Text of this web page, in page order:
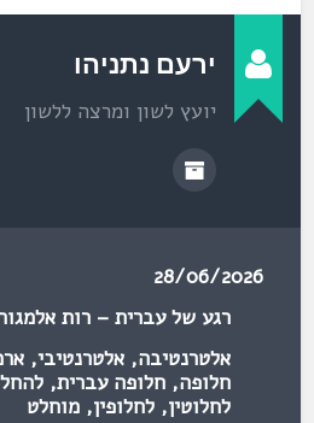
ירעם נתניהו
יועץ לשון ומרצה ללשון
28/06/2026
רגע של עברית – רות
אלטרנטיבה,אלטרנטיבי,
חלופה,חלופה עברית,
לחלוטין,לחלופין,מוחלט